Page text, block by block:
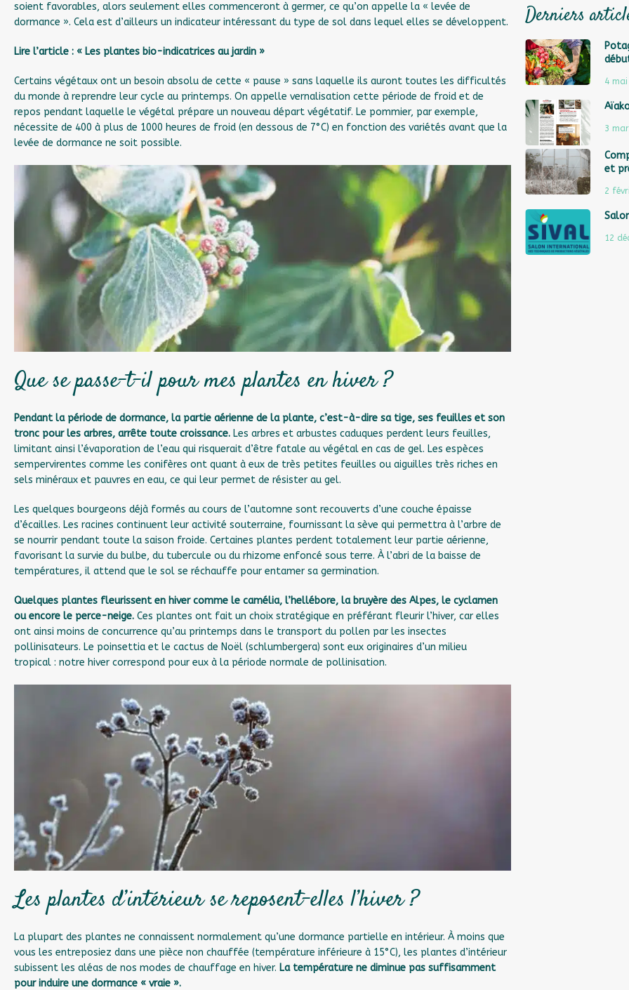
soient favorables, alors seulement elles commenceront à germer, ce qu’on appelle la « levée de
dormance ». Cela est d’ailleurs un indicateur intéressant du type de sol dans lequel elles se développent.
Lire l’article : « Les plantes bio-indicatrices au jardin »
Certains végétaux ont un besoin absolu de cette « pause » sans laquelle ils auront toutes les difficultés
du monde à reprendre leur cycle au printemps. On appelle vernalisation cette période de froid et de
repos pendant laquelle le végétal prépare un nouveau départ végétatif. Le pommier, par exemple,
nécessite de 400 à plus de 1000 heures de froid (en dessous de 7°C) en fonction des variétés avant que la
levée de dormance ne soit possible.
Que se passe-t-il pour mes plantes en hiver ?
Pendant la période de dormance, la partie aérienne de la plante, c’est-à-dire sa tige, ses feuilles et son
tronc pour les arbres, arrête toute croissance. Les arbres et arbustes caduques perdent leurs feuilles,
limitant ainsi l’évaporation de l’eau qui risquerait d’être fatale au végétal en cas de gel. Les espèces
sempervirentes comme les conifères ont quant à eux de très petites feuilles ou aiguilles très riches en
sels minéraux et pauvres en eau, ce qui leur permet de résister au gel.
Les quelques bourgeons déjà formés au cours de l’automne sont recouverts d’une couche épaisse
d’écailles. Les racines continuent leur activité souterraine, fournissant la sève qui permettra à l’arbre de
se nourrir pendant toute la saison froide. Certaines plantes perdent totalement leur partie aérienne,
favorisant la survie du bulbe, du tubercule ou du rhizome enfoncé sous terre. À l’abri de la baisse de
températures, il attend que le sol se réchauffe pour entamer sa germination.
Quelques plantes fleurissent en hiver comme le camélia, l’hellébore, la bruyère des Alpes, le cyclamen
ou encore le perce-neige. Ces plantes ont fait un choix stratégique en préférant fleurir l’hiver, car elles
ont ainsi moins de concurrence qu’au printemps dans le transport du pollen par les insectes
pollinisateurs. Le poinsettia et le cactus de Noël (schlumbergera) sont eux originaires d’un milieu
tropical : notre hiver correspond pour eux à la période normale de pollinisation.
Les plantes d’intérieur se reposent-elles l’hiver ?
La plupart des plantes ne connaissent normalement qu’une dormance partielle en intérieur. À moins que
vous les entreposiez dans une pièce non chauffée (température inférieure à 15°C), les plantes d’intérieur
subissent les aléas de nos modes de chauffage en hiver. La température ne diminue pas suffisamment
pour induire une dormance « vraie ».
Derniers
4 mai
3
et
2
12